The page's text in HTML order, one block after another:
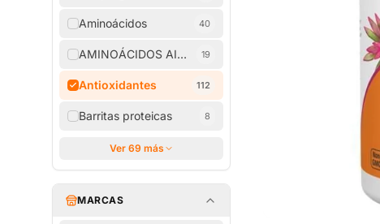
Aminoácidos 40
AMINOÁCIDOS AISLADOS
19
Antioxidantes 112
Barritas proteicas 8
Ver 69 más
MARCAS